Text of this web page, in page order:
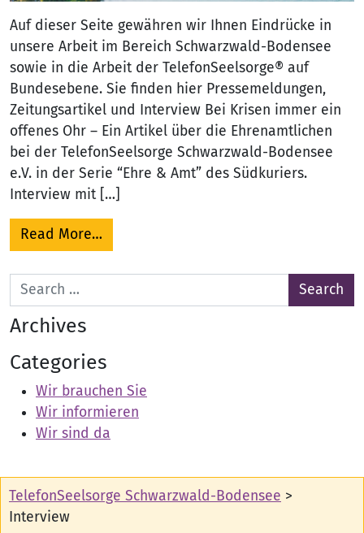
Auf dieser Seite gewähren wir Ihnen Eindrücke in
unsere Arbeit im Bereich Schwarzwald-Bodensee
sowie in die Arbeit der TelefonSeelsorge® auf
Bundesebene. Sie finden hier Pressemeldungen,
Zeitungsartikel und Interview Bei Krisen immer ein
offenes Ohr – Ein Artikel über die Ehrenamtlichen
bei der TelefonSeelsorge Schwarzwald-Bodensee
e.V. in der Serie “Ehre & Amt” des Südkuriers.
Interview mit […]
Read More…
Search for:
Archives
Categories
Wir brauchen Sie
Wir informieren
Wir sind da
TelefonSeelsorge Schwarzwald-Bodensee >
Interview